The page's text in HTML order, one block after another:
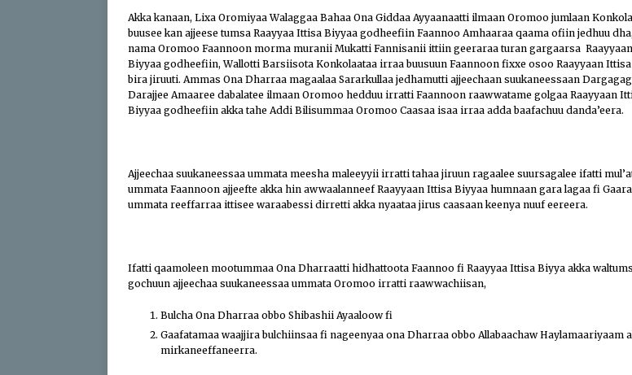
Akka kanaan, Lixa Oromiyaa Walaggaa Bahaa Ona Giddaa Ayyaanaatti ilmaan Oromoo jumlaan
buusee kan ajjeese tumsa Raayyaa Ittisa Biyyaa godheefiin Faannoo Amhaaraa qaama ofiin jedhuu
nama Oromoo Faannoon morma muranii Mukatti Fannisanii ittiin geeraraa turan gargaarsa
Biyyaa godheefiin, Wallotti Barsiisota Konkolaataa irraa buusuun Faannoon fixxe osoo Raayyaan
bira jiruuti. Ammas Ona Dharraa magaalaa Sararkullaa jedhamutti ajjeechaan suukaneessaan
Darajjee Amaaree dabalatee ilmaan Oromoo hedduu irratti Faannoon raawwatame golgaa Raayyaan
Biyyaa godheefiin akka tahe Addi Bilisummaa Oromoo Caasaa isaa irraa adda baafachuu danda’eera.
Ajjeechaa suukaneessaa ummata meesha maleeyyii irratti tahaa jiruun ragaalee suursagalee ifatti
ummata Faannoon ajjeefte akka hin awwaalanneef Raayyaan Ittisa Biyyaa humnaan gara lagaa fi
ummata reeffarraa ittisee waraabessi dirretti akka nyaataa jirus caasaan keenya nuuf eereera.
Ifatti qaamoleen mootummaa Ona Dharraatti hidhattoota Faannoo fi Raayyaa Ittisa Biyya akka
gochuun ajjeechaa suukaneessaa ummata Oromoo irratti raawwachiisan,
Bulcha Ona Dharraa obbo Shibashii Ayaaloow fi
Gaafatamaa waajjira bulchiinsaa fi nageenyaa ona Dharraa obbo Allabaachaw Haylamaariyaam
mirkaneeffaneerra.